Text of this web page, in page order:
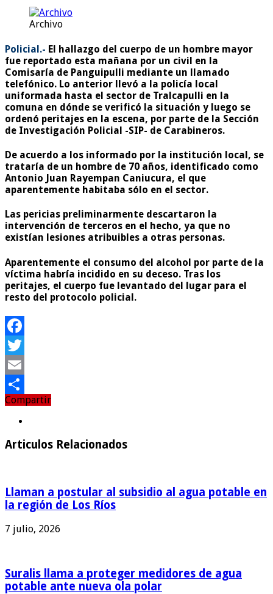
Archivo
Policial.- El hallazgo del cuerpo de un hombre mayor
fue reportado esta mañana por un civil en la
Comisaría de Panguipulli mediante un llamado
telefónico. Lo anterior llevó a la policía local
uniformada hasta el sector de Tralcapulli en la
comuna en dónde se verificó la situación y luego se
ordenó peritajes en la escena, por parte de la Sección
de Investigación Policial -SIP- de Carabineros.
De acuerdo a los informado por la institución local, se
trataría de un hombre de 70 años, identificado como
Antonio Juan Rayempan Caniucura, el que
aparentemente habitaba sólo en el sector.
Las pericias preliminarmente descartaron la
intervención de terceros en el hecho, ya que no
existían lesiones atribuibles a otras personas.
Aparentemente el consumo del alcohol por parte de la
víctima habría incidido en su deceso. Tras los
peritajes, el cuerpo fue levantado del lugar para el
resto del protocolo policial.
Facebook
Twitter
Email
Compartir
Compartir
Articulos Relacionados
Llaman a postular al subsidio al agua potable en
la región de Los Ríos
7 julio, 2026
Suralis llama a proteger medidores de agua
potable ante nueva ola polar